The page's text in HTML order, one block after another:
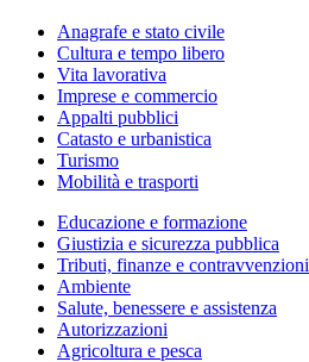
Anagrafe e stato civile
Cultura e tempo libero
Vita lavorativa
Imprese e commercio
Appalti pubblici
Catasto e urbanistica
Turismo
Mobilità e trasporti
Educazione e formazione
Giustizia e sicurezza pubblica
Tributi, finanze e contravvenzioni
Ambiente
Salute, benessere e assistenza
Autorizzazioni
Agricoltura e pesca